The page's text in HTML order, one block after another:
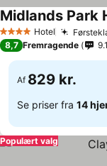
4 StjernerHotel
Midlands Park
8,7 Fremragende
Af 829 kr.
Se priser fra 14
Populært valg